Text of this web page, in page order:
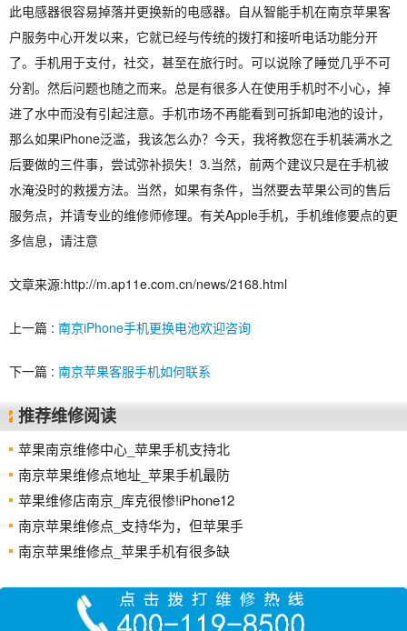
此电感器很容易掉落并更换新的电感器。自从智能手机在南京苹果客
户服务中心开发以来，它就已经与传统的拨打和接听电话功能分开
了。手机用于支付，社交，甚至在旅行时。可以说除了睡觉几乎不可
分割。然后问题也随之而来。总是有很多人在使用手机时不小心，掉
进了水中而没有引起注意。手机市场不再能看到可拆卸电池的设计，
那么如果iPhone泛滥，我该怎么办？今天，我将教您在手机装满水之
后要做的三件事，尝试弥补损失！3.当然，前两个建议只是在手机被
水淹没时的救援方法。当然，如果有条件，当然要去苹果公司的售后
服务点，并请专业的维修师修理。有关Apple手机，手机维修要点的更
多信息，请注意
文章来源:http://m.ap11e.com.cn/news/2168.html
上一篇 : 南京iPhone手机更换电池欢迎咨询
下一篇 : 南京苹果客服手机如何联系
推荐维修阅读
苹果南京维修中心_苹果手机支持北
南京苹果维修点地址_苹果手机最防
苹果维修店南京_库克很惨!iPhone12
南京苹果维修点_支持华为，但苹果手
南京苹果维修点_苹果手机有很多缺